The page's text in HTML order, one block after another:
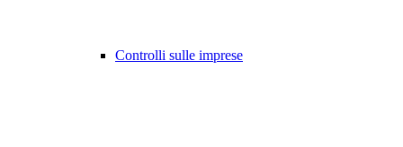
Controlli sulle imprese